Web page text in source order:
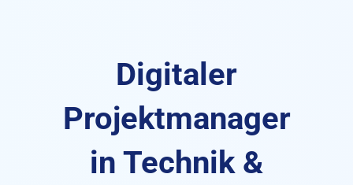
Digitaler
Projektmanager
in Technik &